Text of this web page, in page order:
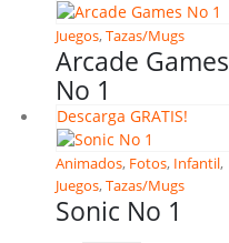
Juegos,Tazas/Mugs
Arcade Games
No 1
Descarga GRATIS!
Animados, Fotos, Infantil,
Juegos,Tazas/Mugs
Sonic No 1